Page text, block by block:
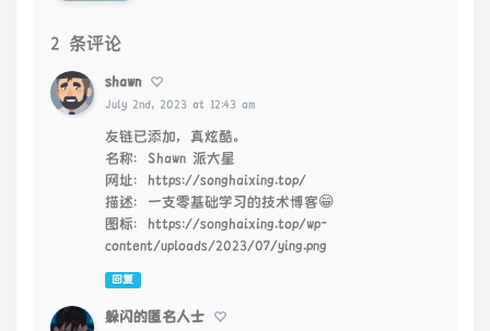
2 条评论
shawn
July 2nd, 2023 at 12:43 am
友链已添加，真炫酷。
名称：Shawn 派大星
网址：https://songhaixing.top/
描述：一支零基础学习的技术博客😁
图标：https://songhaixing.top/wp-
content/uploads/2023/07/ying.png
回复
躲闪的匿名人士